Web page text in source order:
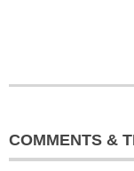
COMMENTS &